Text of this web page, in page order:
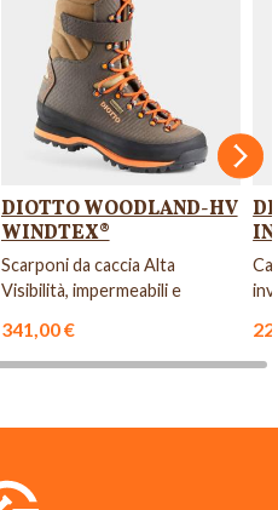
DIOTTO WOODLAND-HV
WINDTEX®
Scarponi da caccia Alta
Visibilità, impermeabili e
341,00 €